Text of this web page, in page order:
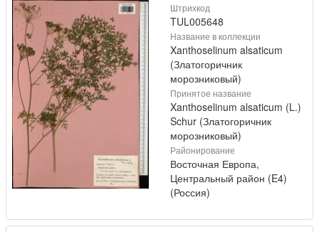
Штрихкод
TUL005648
Название в коллекции
Xanthoselinum alsaticum
(Златогоричник
морозниковый)
Принятое название
Xanthoselinum alsaticum (L.)
Schur (Златогоричник
морозниковый)
Районирование
Восточная Европа,
Центральный район (E4)
(Россия)